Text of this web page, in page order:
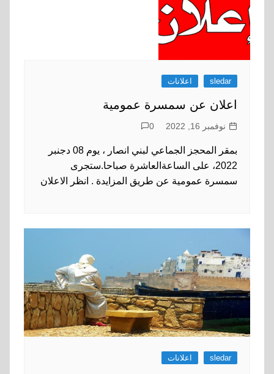
sledar اعلانات
اعلان عن سمسرة عمومية
نوفمبر 16, 2022 0
بمقر المحجز الجماعي لبني انصار ، يوم 08 دجنبر
2022، على الساعةالعاشرة صباحا.ستجرى
سمسرة عمومية عن طريق المزايدة . انظر الاعلان
sledar اعلانات